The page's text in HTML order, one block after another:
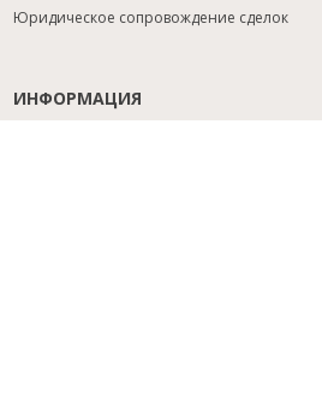
Юридическое сопровождение сделок
ИНФОРМАЦИЯ